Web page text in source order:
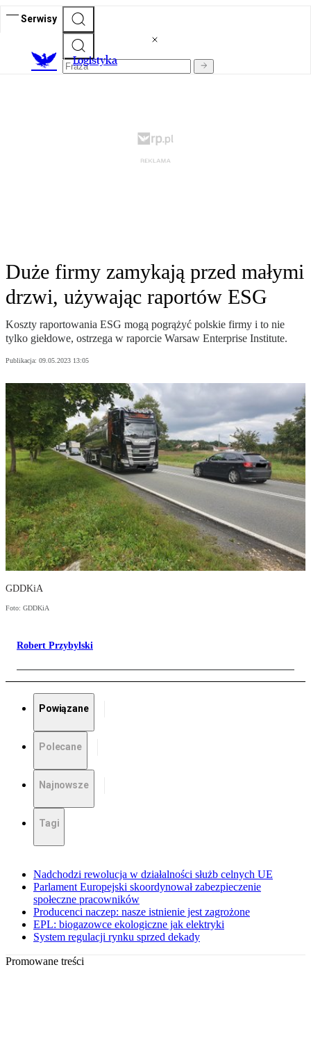
Serwisy
Logistyka
Duże firmy zamykają przed małymi
drzwi, używając raportów ESG
Koszty raportowania ESG mogą pogrążyć polskie firmy i to nie
tylko giełdowe, ostrzega w raporcie Warsaw Enterprise Institute.
Publikacja: 09.05.2023 13:05
GDDKiA
Foto: GDDKiA
Robert Przybylski
Powiązane
Polecane
Najnowsze
Tagi
Nadchodzi rewolucja w działalności służb celnych UE
Parlament Europejski skoordynował zabezpieczenie
społeczne pracowników
Producenci naczep: nasze istnienie jest zagrożone
EPL: biogazowce ekologiczne jak elektryki
System regulacji rynku sprzed dekady
Promowane treści